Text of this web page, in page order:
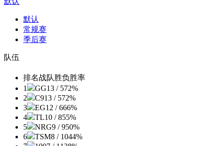
默认
常规赛
季后赛
队伍
排名战队胜负胜率
1
GG13 / 572%
2
C913 / 572%
3
EG12 / 666%
4
TL10 / 855%
5
NRG9 / 950%
6
TSM8 / 1044%